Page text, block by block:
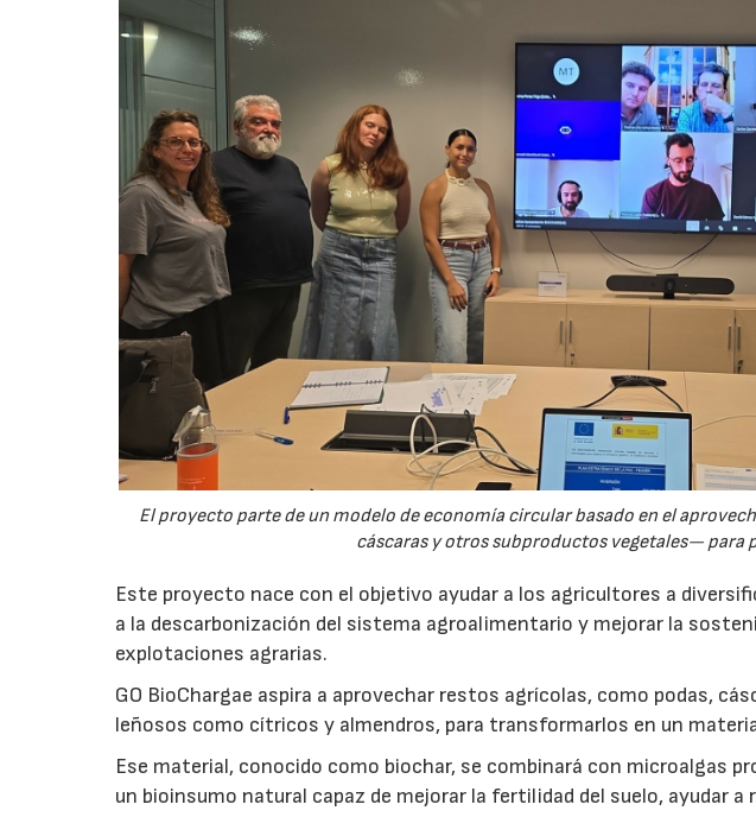
El proyecto parte de un modelo de economía circular basado en el
cáscaras y otros subproductos vegetales— para
Este proyecto nace con el objetivo ayudar a los agricultores a
a la descarbonización del sistema agroalimentario y mejorar la
explotaciones agrarias.
GO BioChargae aspira a aprovechar restos agrícolas, como podas,
leñosos como cítricos y almendros, para transformarlos en un
Ese material, conocido como biochar, se combinará con microalgas
un bioinsumo natural capaz de mejorar la fertilidad del suelo, ayudar a